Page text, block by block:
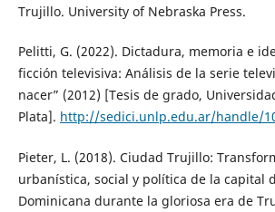
Trujillo. University of Nebraska Press.
Pelitti, G. (2022). Dictadura, memoria e
ficción televisiva: Análisis de la serie
nacer” (2012) [Tesis de grado,
Plata]. http://sedici.unlp.edu.ar/handle/
Pieter, L. (2018). Ciudad Trujillo:
urbanística, social y política de la capital
Dominicana durante la gloriosa era de